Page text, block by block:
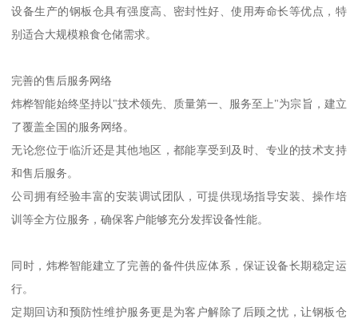
设备生产的钢板仓具有强度高、密封性好、使用寿命长等优点，特
别适合大规模粮食仓储需求。
完善的售后服务网络
炜桦智能始终坚持以"技术领先、质量第一、服务至上"为宗旨，建立
了覆盖全国的服务网络。
无论您位于临沂还是其他地区，都能享受到及时、专业的技术支持
和售后服务。
公司拥有经验丰富的安装调试团队，可提供现场指导安装、操作培
训等全方位服务，确保客户能够充分发挥设备性能。
同时，炜桦智能建立了完善的备件供应体系，保证设备长期稳定运
行。
定期回访和预防性维护服务更是为客户解除了后顾之忧，让钢板仓